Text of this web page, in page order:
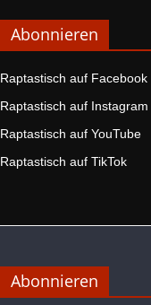
Abonnieren
Raptastisch auf Facebook
Raptastisch auf Instagram
Raptastisch auf YouTube
Raptastisch auf TikTok
Abonnieren